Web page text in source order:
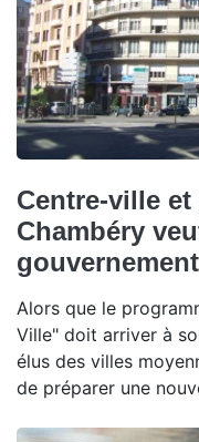
Centre-ville
Chambéry
gouvernement
Alors que le
Ville" doit arriver à
élus des villes
de préparer une